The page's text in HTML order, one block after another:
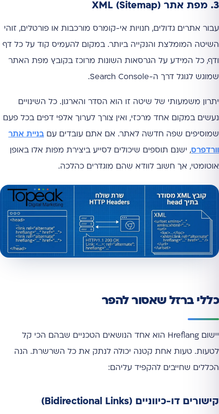
3. מפת אתר XML (Sitemap)
עבור אתרים גדולים, חנויות אי-קומרס מורכבות או פורטלים, זוהי
השיטה המומלצת והנקייה ביותר. במקום להעמיס קוד על כל דף
ודף, כל המידע על הגרסאות השונות מרוכז בקובץ מפת האתר
שמוגש לגוגל דרך ה-Search Console.
יתרון משמעותי של שיטה זו הוא הסדר והארגון. כל השינויים
נעשים במקום אחד מרכזי, ואין צורך לערוך אלפי דפים בכל פעם
שמוסיפים שפה חדשה לאתר. אם אתם עובדים עם בניית אתר
וורדפרס, ישנם תוספים שיכולים לסייע ביצירת מפות אלו באופן
אוטומטי, אך חשוב לוודא שהם מוגדרים כהלכה.
כללי ברזל שאסור להפר
יישום Hreflang הוא אחד הנושאים הטכניים שבהם הכי קל
לטעות. טעות אחת קטנה יכולה לנתק את כל השרשרת. הנה
הכללים שחייבים להקפיד עליהם:
קישורים דו-כיווניים (Bidirectional Links)